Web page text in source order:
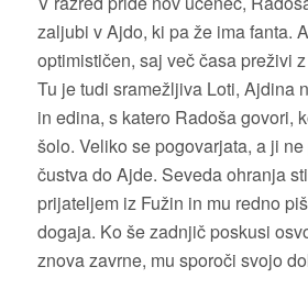
zaljubi v Ajdo, ki pa že ima fanta.
optimističen, saj več časa preživi
Tu je tudi sramežljiva Loti, Ajdina
in edina, s katero Radoša govori,
šolo. Veliko se pogovarjata, a ji
čustva do Ajde. Seveda ohranja
prijateljem iz Fužin in mu redno
dogaja. Ko še zadnjič poskusi
znova zavrne, mu sporoči svojo